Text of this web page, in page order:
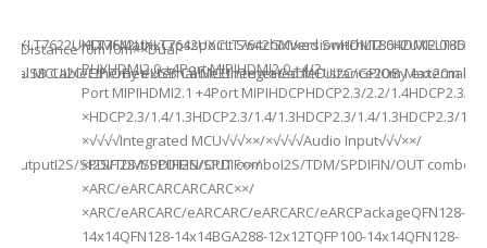
MCUI2C/GPIOBy external MCUIntegrated MCUI2C/GPIOBy external
SPDIFI2S/SPDIFI2S/SPDIF××/
CableEthernet/USB CableEthernet CableDistance20m Max20m
HDMI MatrixCrosspoint SwitchMixed
PHYHDMI2.0 +4Port MIPIHDMI2.0 +4/2-
Port MIPIHDMI2.1 +4Port MIPIHDCPHDCP2.3/2.2/1.4HDCP2.3/
×HDCP2.3/1.4/1.3HDCP2.3/1.4/1.3HDCP2.3/1.4/1.3HDCP2.3/1.4/
×√√√√Integrated MCU√√√××/×√√√√Audio Input√√√××/
×I2S/TDM/SPDIFIN/OUT comboI2S/TDM/SPDIFIN/OUT
×ARC/eARCARCARCARC××/
×ARC/eARCARC/eARCARC/eARCARC/eARCPackageQFN128-
14x14QFN128-14x14BGA288-12x12TQFP100-14x14QFN128-